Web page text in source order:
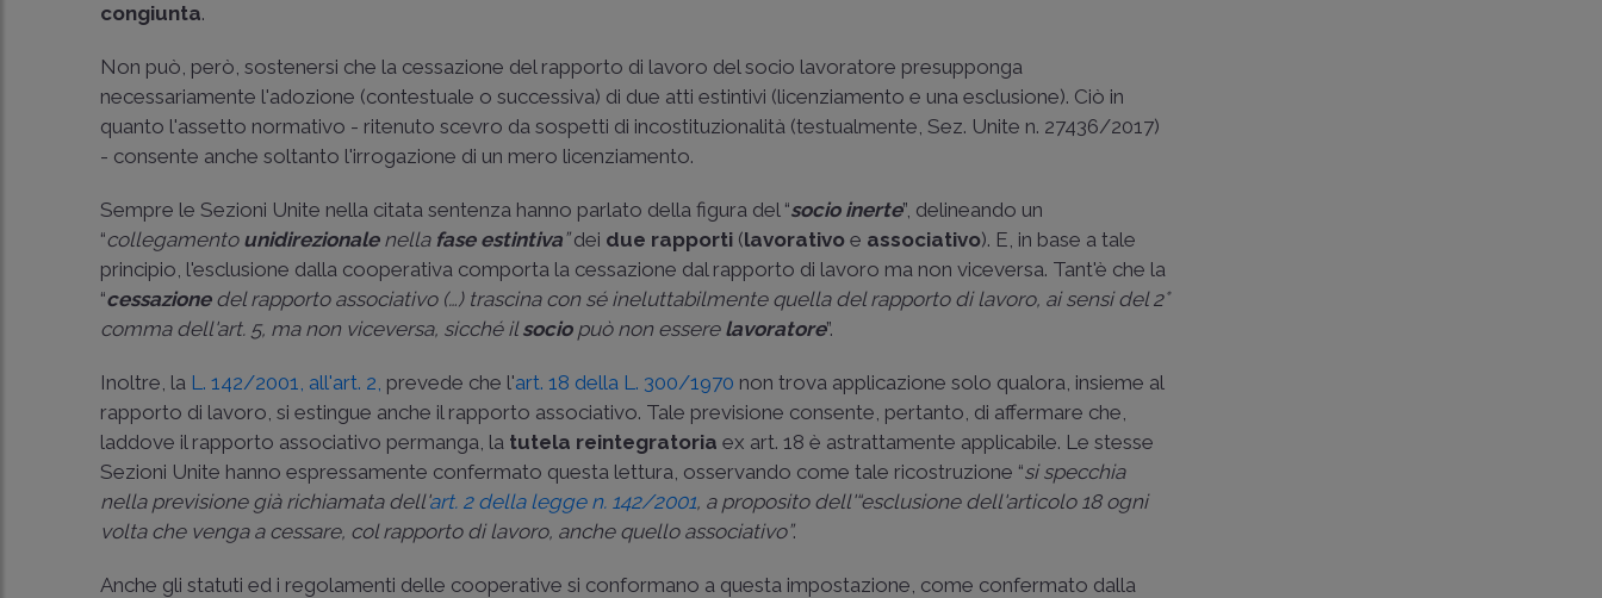
congiunta.
Non può, però, sostenersi che la cessazione del rapporto di lavoro del socio lavoratore presupponga
necessariamente l'adozione (contestuale o successiva) di due atti estintivi (licenziamento e una esclusione). Ciò in
quanto l'assetto normativo - ritenuto scevro da sospetti di incostituzionalità (testualmente, Sez. Unite n. 27436/2017)
- consente anche soltanto l'irrogazione di un mero licenziamento.
Sempre le Sezioni Unite nella citata sentenza hanno parlato della figura del “socio inerte”, delineando un
“collegamento unidirezionale nella fase estintiva”dei due rapporti (lavorativo e associativo). E, in base a tale
principio, l'esclusione dalla cooperativa comporta la cessazione dal rapporto di lavoro ma non viceversa. Tant'è che la
“cessazione del rapporto associativo (…) trascina con sé ineluttabilmente quella del rapporto di lavoro, ai sensi del 2°
comma dell'art. 5, ma non viceversa, sicché ilsocio può non essere lavoratore”.
Inoltre, la L. 142/2001, all'art. 2, prevede che l'art. 18 della L. 300/1970 non trova applicazione solo qualora, insieme al
rapporto di lavoro, si estingue anche il rapporto associativo. Tale previsione consente, pertanto, di affermare che,
laddove il rapporto associativo permanga, la tutela reintegratoria ex art. 18 è astrattamente applicabile. Le stesse
Sezioni Unite hanno espressamente confermato questa lettura, osservando come tale ricostruzione “si specchia
nella previsione già richiamata dell'art. 2 della legge n. 142/2001, a proposito dell'“esclusione dell'articolo 18 ogni
volta che venga a cessare, col rapporto di lavoro, anche quello associativo”.
Anche gli statuti ed i regolamenti delle cooperative si conformano a questa impostazione, come confermato dalla